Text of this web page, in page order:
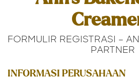
FORMULIR REGISTRASI –
PARTNER
INFORMASI PERUSAHAAN